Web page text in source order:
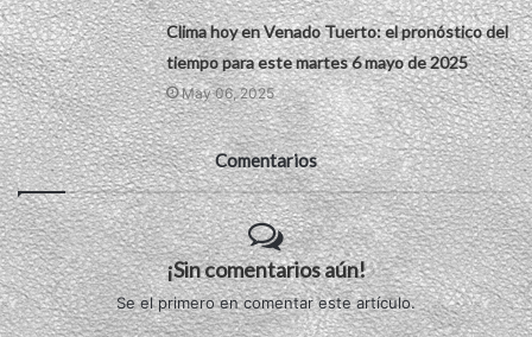
Clima hoy en Venado Tuerto: el pronóstico del
tiempo para este martes 6 mayo de 2025
May 06, 2025
Comentarios
¡Sin comentarios aún!
Se el primero en comentar este artículo.